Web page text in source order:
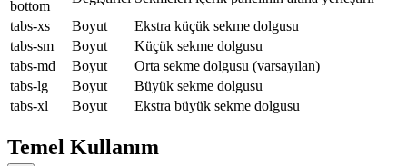
bottom
tabs-xs
Boyut
Ekstra küçük sekme dolgusu
tabs-sm
Boyut
Küçük sekme dolgusu
tabs-md
Boyut
Orta sekme dolgusu (varsayılan)
tabs-lg
Boyut
Büyük sekme dolgusu
tabs-xl
Boyut Ekstra büyük sekme dolgusu
Temel Kullanım